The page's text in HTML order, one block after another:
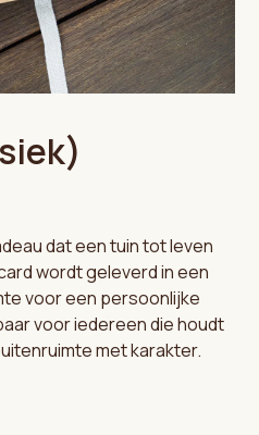
dat een tuin tot leven
wordt geleverd in een
voor een persoonlijke
voor iedereen die houdt
met karakter.